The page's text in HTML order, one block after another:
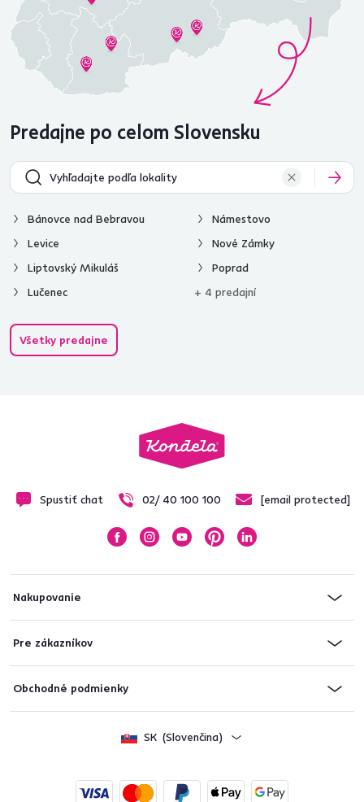
Predajne po celom Slovensku
Bánovce nad Bebravou
Levice
Liptovský Mikuláš
Lučenec
Námestovo
Nové Zámky
Poprad
+ 4 predajní
Všetky predajne
Spustiť chat 02/ 40 100 100 [email protected]
Nakupovanie
Pre zákazníkov
Obchodné podmienky
SK (Slovenčina)